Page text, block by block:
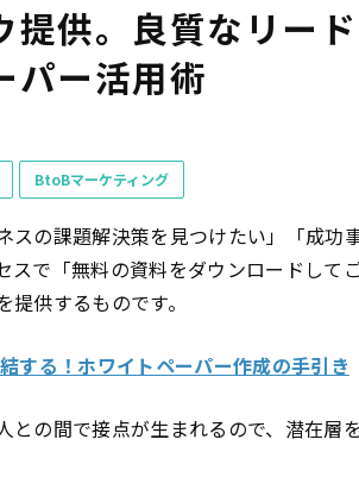
供。良質なリー
パー活用術
BtoBマーケティング
スの課題解決策を見つけたい」「成功
スで「無料の資料をダウンロードして
供するものです。
する！ホワイトペーパー作成の手引き
の間で接点が生まれるので、潜在層